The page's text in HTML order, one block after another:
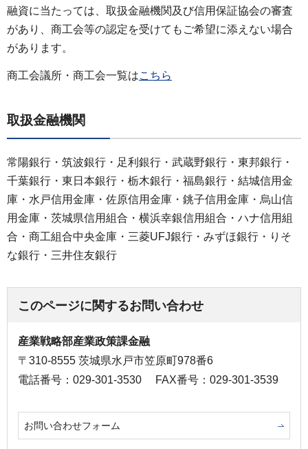
融資に当たっては、取扱金融機関及び信用保証協会の審査
があり、商工会等の認定を受けてもご希望に添えない場合
があります。
商工会議所・商工会一覧はこちら
取扱金融機関
常陽銀行・筑波銀行・足利銀行・武蔵野銀行・東邦銀行・
千葉銀行・東日本銀行・栃木銀行・福島銀行・結城信用金
庫・水戸信用金庫・佐原信用金庫・銚子信用金庫・烏山信
用金庫・茨城県信用組合・横浜幸銀信用組合・ハナ信用組
合・商工組合中央金庫・三菱UFJ銀行・みずほ銀行・りそ
な銀行・三井住友銀行
このページに関するお問い合わせ
産業戦略部産業政策課金融
〒310-8555 茨城県水戸市笠原町978番6
電話番号：029-301-3530
FAX番号：029-301-3539
お問い合わせフォーム